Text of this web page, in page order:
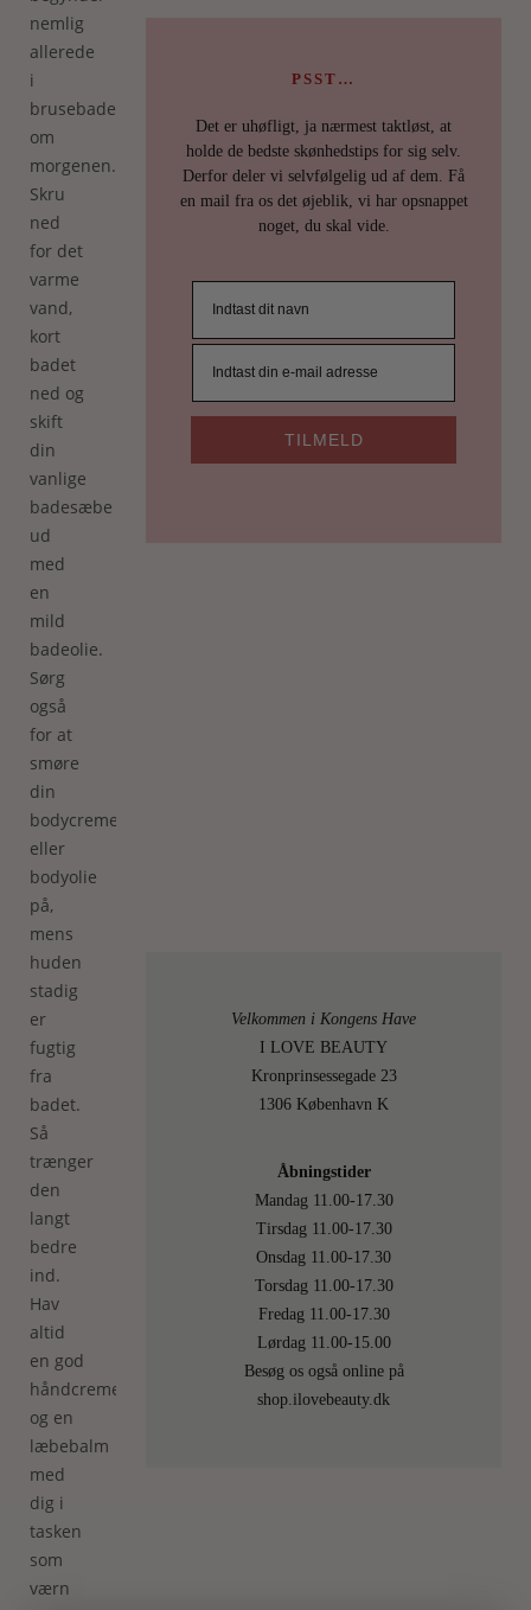
nemlig
allerede
i
brusebadet
om
morgenen.
Skru
ned
for det
varme
vand,
kort
badet
ned og
skift
din
vanlige
badesæbe
ud
med
en
mild
badeolie.
Sørg
også
for at
smøre
din
bodycreme
eller
bodyolie
på,
mens
huden
stadig
er
fugtig
fra
badet.
Så
trænger
den
langt
bedre
ind.
Hav
altid
en god
håndcreme
og en
læbebalm
med
dig i
tasken
som
værn
PSST…
Det er uhøfligt, ja nærmest taktløst, at
holde de bedste skønhedstips for sig selv.
Derfor deler vi selvfølgelig ud af dem. Få
en mail fra os det øjeblik, vi har opsnappet
noget, du skal vide.
TILMELD
Velkommen i Kongens Have
I LOVE BEAUTY
Kronprinsessegade 23
1306 København K
Åbningstider
Mandag 11.00-17.30
Tirsdag 11.00-17.30
Onsdag 11.00-17.30
Torsdag 11.00-17.30
Fredag 11.00-17.30
Lørdag 11.00-15.00
Besøg os også online på
shop.ilovebeauty.dk